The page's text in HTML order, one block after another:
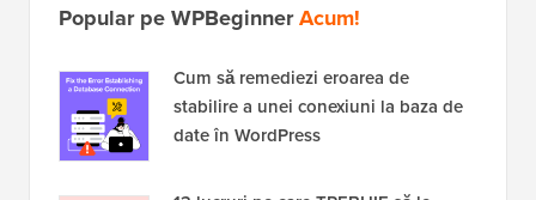
Popular pe WPBeginnerAcum!
Cum să remediezi eroarea de
stabilire a unei conexiuni la baza de
date în WordPress